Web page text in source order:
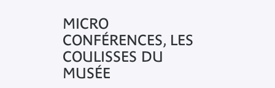
MICRO
CONFÉRENCES, LES
COULISSES DU
MUSÉE